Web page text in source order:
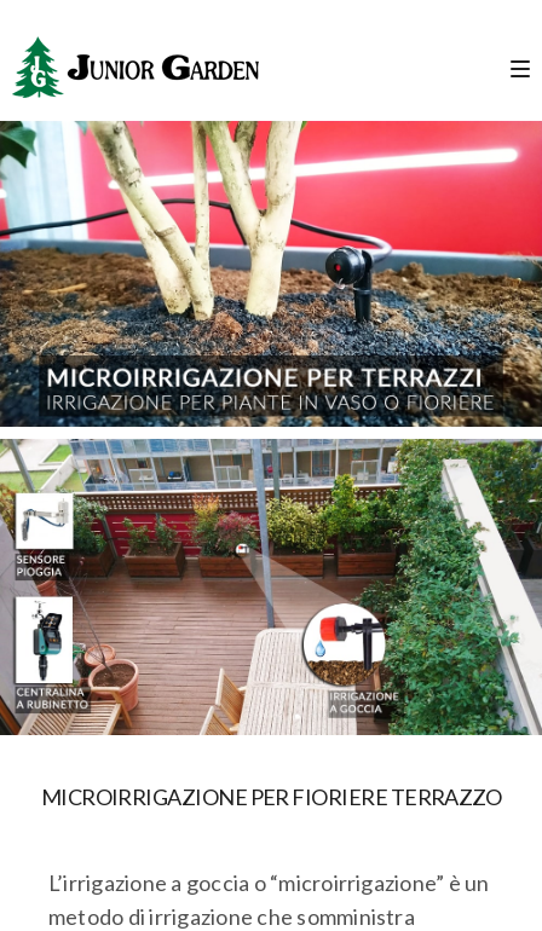
MICROIRRIGAZIONE PER FIORIERE TERRAZZO
L’irrigazione a goccia o “microirrigazione” è un
metodo di irrigazione che somministra